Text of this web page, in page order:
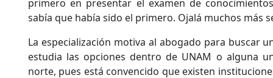
primero en presentar el examen de
sabía que había sido el primero. Ojalá muchos más
La especialización motiva al abogado para buscar
estudia las opciones dentro de UNAM o alguna
norte, pues está convencido que existen